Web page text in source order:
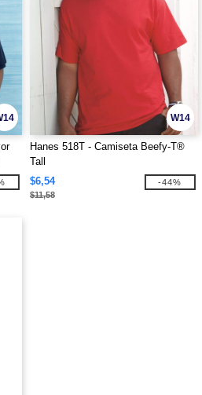
W14
Hanes 518T - Camiseta Beefy-T®
Tall
$6,54
$11,58
-44%